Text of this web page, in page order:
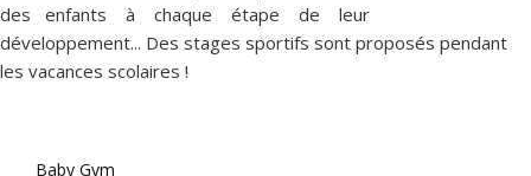
des enfants à chaque étape de leur
développement... Des stages sportifs sont proposés pendant
les vacances scolaires !
Baby Gym